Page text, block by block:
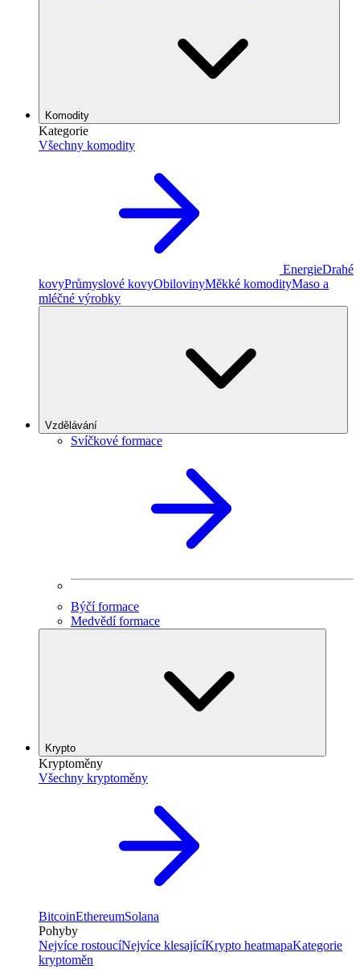
Komodity
Kategorie
Všechny komodity
EnergieDrahé
kovyPrůmyslové kovyObilovinyMěkké komodityMaso a
mléčné výrobky
Vzdělávání
Svíčkové formace
Býčí formace
Medvědí formace
Krypto
Kryptoměny
Všechny kryptoměny
BitcoinEthereumSolana
Pohyby
Nejvíce rostoucíNejvíce klesajícíKrypto heatmapaKategorie
kryptoměn